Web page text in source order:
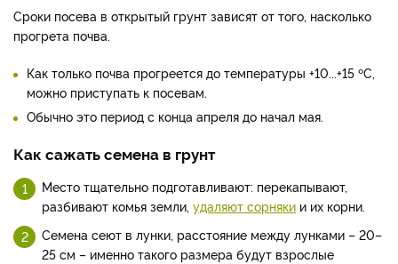
Сроки посева в открытый грунт зависят от того, насколько
прогрета почва.
Как только почва прогреется до температуры +10...+15 ºС,
можно приступать к посевам.
Обычно это период с конца апреля до начал мая.
Как сажать семена в грунт
Место тщательно подготавливают: перекапывают,
разбивают комья земли, удаляют сорняки и их корни.
Семена сеют в лунки, расстояние между лунками – 20–
25 см – именно такого размера будут взрослые